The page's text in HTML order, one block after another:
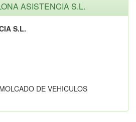
ASISTENCIA S.L.
S.L.
DE VEHICULOS